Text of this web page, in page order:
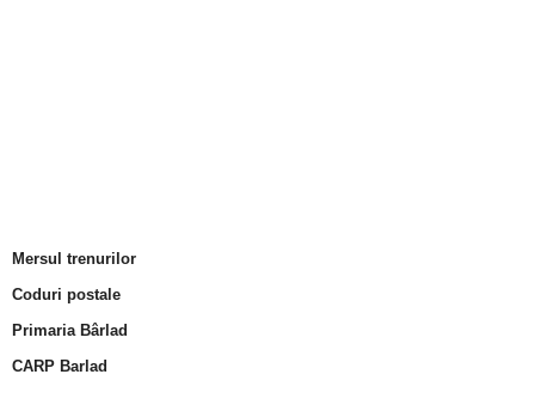
Mersul trenurilor
Coduri postale
Primaria Bârlad
CARP Barlad